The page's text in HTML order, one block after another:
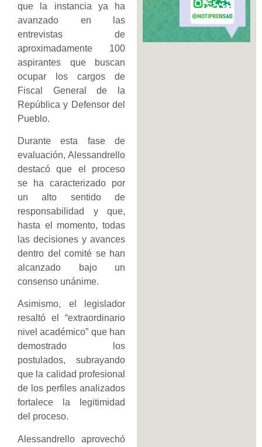
que la instancia ya ha
avanzado en las
entrevistas de
aproximadamente 100
aspirantes que buscan
ocupar los cargos de
Fiscal General de la
República y Defensor del
Pueblo.
Durante esta fase de
evaluación, Alessandrello
destacó que el proceso
se ha caracterizado por
un alto sentido de
responsabilidad y que,
hasta el momento, todas
las decisiones y avances
dentro del comité se han
alcanzado bajo un
consenso unánime.
Asimismo, el legislador
resaltó el “extraordinario
nivel académico” que han
demostrado los
postulados, subrayando
que la calidad profesional
de los perfiles analizados
fortalece la legitimidad
del proceso.
Alessandrello aprovechó